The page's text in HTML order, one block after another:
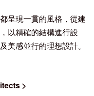
呈現一貫的風格，從建
以精確的結構進行設
美感並行的理想設計。
>